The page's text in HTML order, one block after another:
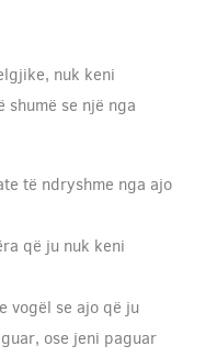
nuk keni
shumë se një nga
të ndryshme nga ajo
që ju nuk keni
vogël se ajo që ju
ose jeni paguar